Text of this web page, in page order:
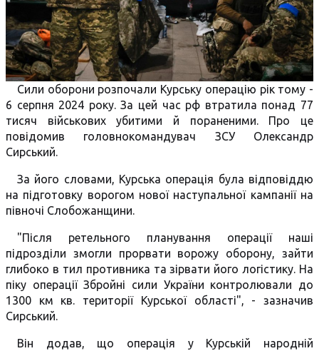
Сили оборони розпочали Курську операцію рік тому -
6 серпня 2024 року. За цей час рф втратила понад 77
тисяч військових убитими й пораненими. Про це
повідомив головнокомандувач ЗСУ Олександр
Сирський.
За його словами, Курська операція була відповіддю
на підготовку ворогом нової наступальної кампанії на
півночі Слобожанщини.
"Після ретельного планування операції наші
підрозділи змогли прорвати ворожу оборону, зайти
глибоко в тил противника та зірвати його логістику. На
піку операції Збройні сили України контролювали до
1300 км кв. території Курської області", - зазначив
Сирський.
Він додав, що операція у Курській народній